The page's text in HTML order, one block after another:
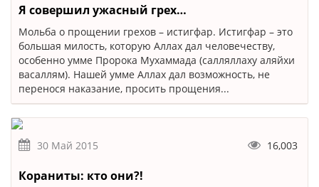
Я совершил ужасный грех…
Мольба о прощении грехов – истигфар. Истигфар – это
большая милость, которую Аллах дал человечеству,
особенно умме Пророка Мухаммада (салляллаху аляйхи
васаллям). Нашей умме Аллах дал возможность, не
перенося наказание, просить прощения...
30 Май 2015 16,003
Кораниты: кто они?!